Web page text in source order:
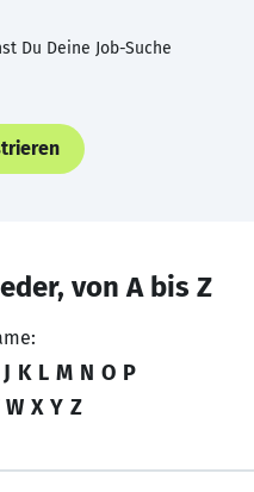
Du Deine Job-Suche
von A bis Z
J K L M N O P
W X Y Z